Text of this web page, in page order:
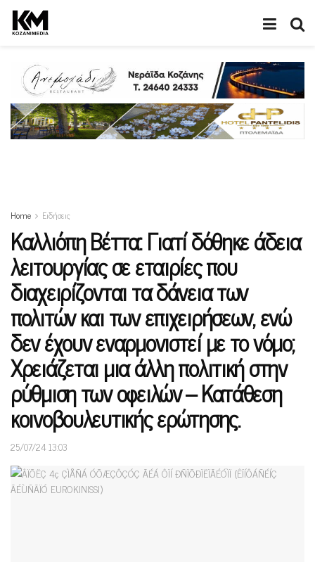
Home Ειδήσεις
Καλλιόπη Βέττα: Γιατί δόθηκε άδεια
λειτουργίας σε εταιρίες που
διαχειρίζονται τα δάνεια των
πολιτών και των επιχειρήσεων, ενώ
δεν έχουν εναρμονιστεί με το νόμο;
Χρειάζεται μια άλλη πολιτική στην
ρύθμιση των οφειλών – Κατάθεση
κοινοβουλευτικής ερώτησης.
25/07/24 13:03